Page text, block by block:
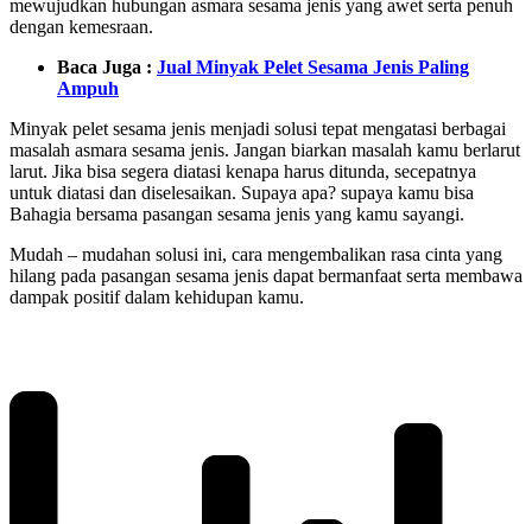
mewujudkan hubungan asmara sesama jenis yang awet serta penuh
dengan kemesraan.
Baca Juga : Jual Minyak Pelet Sesama Jenis Paling
Ampuh
Minyak pelet sesama jenis menjadi solusi tepat mengatasi berbagai
masalah asmara sesama jenis. Jangan biarkan masalah kamu berlarut
larut. Jika bisa segera diatasi kenapa harus ditunda, secepatnya
untuk diatasi dan diselesaikan. Supaya apa? supaya kamu bisa
Bahagia bersama pasangan sesama jenis yang kamu sayangi.
Mudah – mudahan solusi ini, cara mengembalikan rasa cinta yang
hilang pada pasangan sesama jenis dapat bermanfaat serta membawa
dampak positif dalam kehidupan kamu.